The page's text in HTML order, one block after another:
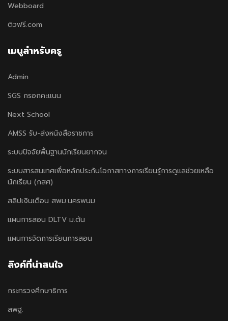
Webboard
ติวฟรี.com
เมนูสำหรับครู
Admin
SGS กรอกคะแนน
Next School
AMSS รับ-ส่งหนังสือราชการ
ระบบปัจจัยพื้นฐานนักเรียนยากจน
ระบบสารสนเทศเพื่อหลักประกันโอกาสทางการเรียนรู้การดูแลช่วยเหลือ
นักเรียน (กสศ)
สลิปเงินเดือน สพม.นครพนม
แผนการสอน DLTV ม.ต้น
แผนการจัดการเรียนการสอน
ลิงค์ที่น่าสนใจ
กระทรวงศึกษาธิการ
สพฐ.